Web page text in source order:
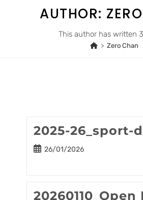
AUTHOR:
This author has written
> Zero Chan
2025-26_sport-
Post26/01/2026
20260110_Open